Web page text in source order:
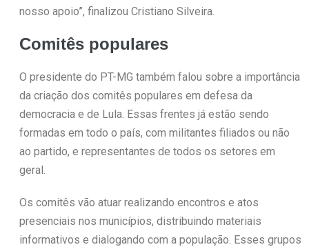
nosso apoio”, finalizou Cristiano Silveira.
Comitês populares
O presidente do PT-MG também falou sobre a importância
da criação dos comitês populares em defesa da
democracia e de Lula. Essas frentes já estão sendo
formadas em todo o país, com militantes filiados ou não
ao partido, e representantes de todos os setores em
geral.
Os comitês vão atuar realizando encontros e atos
presenciais nos municípios, distribuindo materiais
informativos e dialogando com a população. Esses grupos